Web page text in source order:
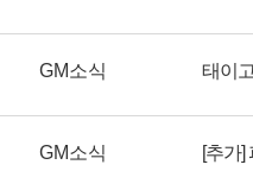
GM소식 태이
GM소식 [추가]